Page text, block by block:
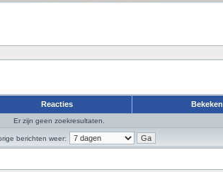
Reacties Bekeken
Er zijn geen zoekresultaten.
berichten weer: